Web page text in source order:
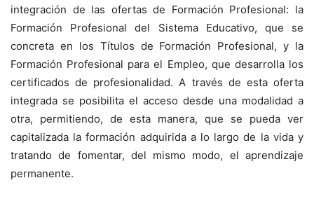
integración de las ofertas de Formación Profesional: la
Formación Profesional del Sistema Educativo, que se
concreta en los Títulos de Formación Profesional, y la
Formación Profesional para el Empleo, que desarrolla los
certificados de profesionalidad. A través de esta oferta
integrada se posibilita el acceso desde una modalidad a
otra, permitiendo, de esta manera, que se pueda ver
capitalizada la formación adquirida a lo largo de la vida y
tratando de fomentar, del mismo modo, el aprendizaje
permanente.